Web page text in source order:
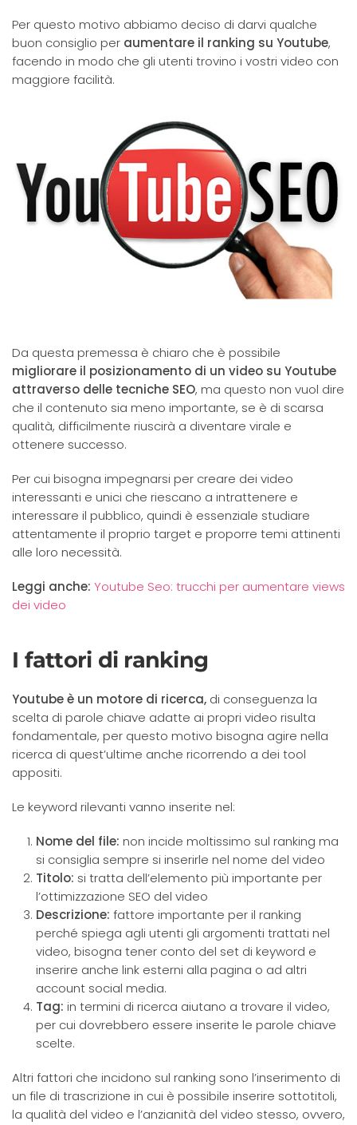
Per questo motivo abbiamo deciso di darvi qualche
buon consiglio per aumentare il ranking su Youtube,
facendo in modo che gli utenti trovino i vostri video con
maggiore facilità.
Da questa premessa è chiaro che è possibile
migliorare il posizionamento di un video su Youtube
attraverso delle tecniche SEO, ma questo non vuol dire
che il contenuto sia meno importante, se è di scarsa
qualità, difficilmente riuscirà a diventare virale e
ottenere successo.
Per cui bisogna impegnarsi per creare dei video
interessanti e unici che riescano a intrattenere e
interessare il pubblico, quindi è essenziale studiare
attentamente il proprio target e proporre temi attinenti
alle loro necessità.
Leggi anche: Youtube Seo: trucchi per aumentare views
dei video
I fattori di ranking
Youtube è un motore di ricerca, di conseguenza la
scelta di parole chiave adatte ai propri video risulta
fondamentale, per questo motivo bisogna agire nella
ricerca di quest’ultime anche ricorrendo a dei tool
appositi.
Le keyword rilevanti vanno inserite nel:
Nome del file: non incide moltissimo sul ranking ma
si consiglia sempre si inserirle nel nome del video
Titolo: si tratta dell’elemento più importante per
l’ottimizzazione SEO del video
Descrizione: fattore importante per il ranking
perché spiega agli utenti gli argomenti trattati nel
video, bisogna tener conto del set di keyword e
inserire anche link esterni alla pagina o ad altri
account social media.
Tag: in termini di ricerca aiutano a trovare il video,
per cui dovrebbero essere inserite le parole chiave
scelte.
Altri fattori che incidono sul ranking sono l’inserimento di
un file di trascrizione in cui è possibile inserire sottotitoli,
la qualità del video e l’anzianità del video stesso, ovvero,